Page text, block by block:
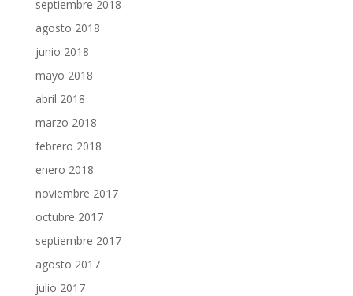
septiembre 2018
agosto 2018
junio 2018
mayo 2018
abril 2018
marzo 2018
febrero 2018
enero 2018
noviembre 2017
octubre 2017
septiembre 2017
agosto 2017
julio 2017